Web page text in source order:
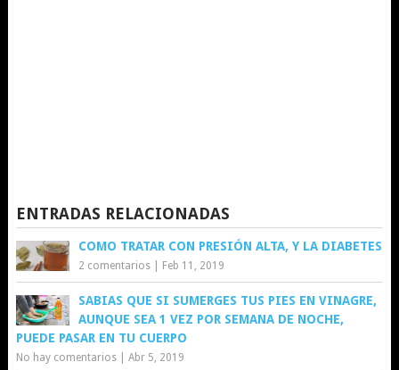
ENTRADAS RELACIONADAS
COMO TRATAR CON PRESIÓN ALTA, Y LA DIABETES
2 comentarios| Feb 11, 2019
SABIAS QUE SI SUMERGES TUS PIES EN VINAGRE,
AUNQUE SEA 1 VEZ POR SEMANA DE NOCHE,
PUEDE PASAR EN TU CUERPO
No hay comentarios| Abr 5, 2019